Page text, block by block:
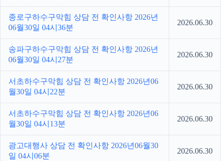
종로구하수구막힘 상담 전 확인사항 2026년
06월30일 04시36분
2026.06.30
송파구하수구막힘 상담 전 확인사항 2026년
06월30일 04시27분
2026.06.30
서초하수구막힘 상담 전 확인사항 2026년06
월30일 04시22분
2026.06.30
서초하수구막힘 상담 전 확인사항 2026년06
월30일 04시13분
2026.06.30
광고대행사 상담 전 확인사항 2026년06월30
일 04시06분
2026.06.30